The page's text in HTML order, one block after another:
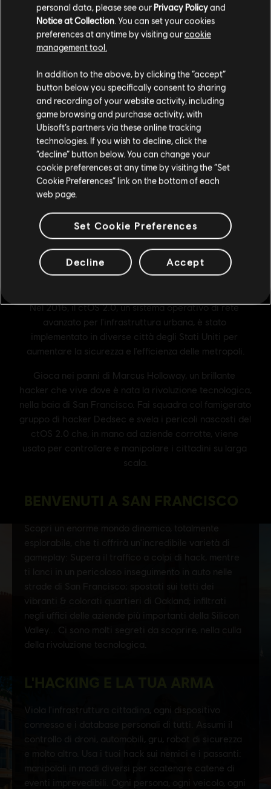
Vai al tuo store locale in modo da poter fare
acquisti.
Rimani sullo store attuale
Portami allo store locale
personal data, please see our Privacy Policyand
Notice at Collection. You can set your cookies
preferences at anytime by visiting ourcookie
management tool.
In addition to the above, by clicking the “accept”
button below you specifically consent to sharing
and recording of your website activity, including
game browsing and purchase activity, with
Ubisoft’s partners via these online tracking
technologies. If you wish to decline, click the
“decline” button below. You can change your
cookie preferences at any time by visiting the “Set
Cookie Preferences” link on the bottom of each
web page.
Set Cookie Preferences
Decline Accept